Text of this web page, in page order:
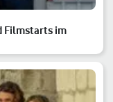
Filmstarts im